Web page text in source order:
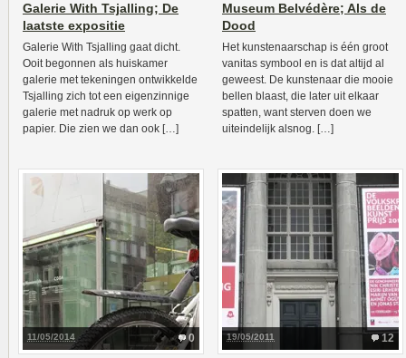
Galerie With Tsjalling; De
laatste expositie
Galerie With Tsjalling gaat dicht.
Ooit begonnen als huiskamer
galerie met tekeningen ontwikkelde
Tsjalling zich tot een eigenzinnige
galerie met nadruk op werk op
papier. Die zien we dan ook […]
Museum Belvédère; Als de
Dood
Het kunstenaarschap is één groot
vanitas symbool en is dat altijd al
geweest. De kunstenaar die mooie
bellen blaast, die later uit elkaar
spatten, want sterven doen we
uiteindelijk alsnog. […]
0
11/05/2014 12
19/05/2011